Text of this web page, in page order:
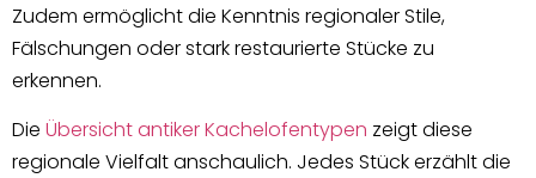
Zudem ermöglicht die Kenntnis regionaler Stile,
Fälschungen oder stark restaurierte Stücke zu
erkennen.
Die Übersicht antiker Kachelofentypen zeigt diese
regionale Vielfalt anschaulich. Jedes Stück erzählt die